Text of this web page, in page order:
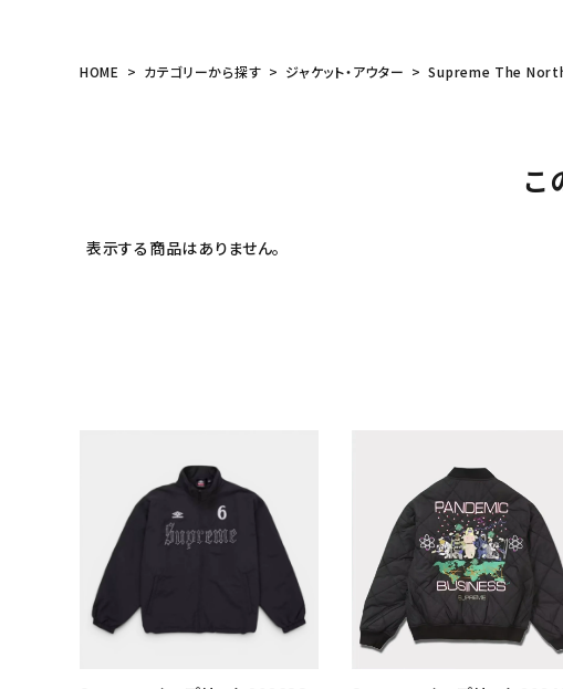
Follow us
HOME カテゴリーから探す ジャケット・アウター Supreme The North
こ
表示する商品はありません。